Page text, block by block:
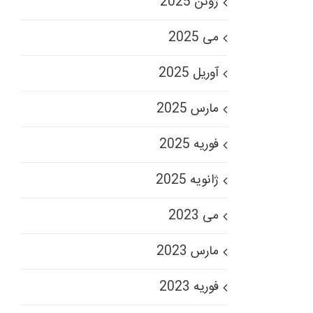
می 2025
آوریل 2025
مارس 2025
فوریه 2025
ژانویه 2025
می 2023
مارس 2023
فوریه 2023